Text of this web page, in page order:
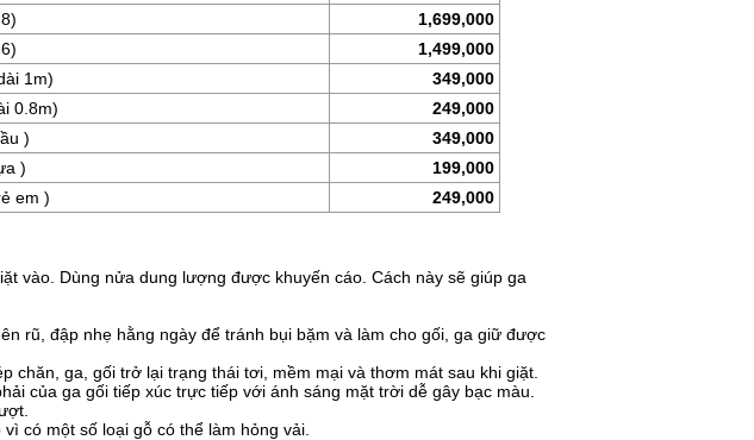
1,699,000
1,499,000
1m)
349,000
0.8m)
249,000
)
349,000
)
199,000
em )
249,000
vào. Dùng nửa dung lượng được khuyến cáo. Cách này sẽ giúp ga
rũ, đập nhẹ hằng ngày để tránh bụi bặm và làm cho gối, ga giữ được
chăn, ga, gối trở lại trạng thái tơi, mềm mại và thơm mát sau khi giặt.
của ga gối tiếp xúc trực tiếp với ánh sáng mặt trời dễ gây bạc màu.
có một số loại gỗ có thể làm hỏng vải.